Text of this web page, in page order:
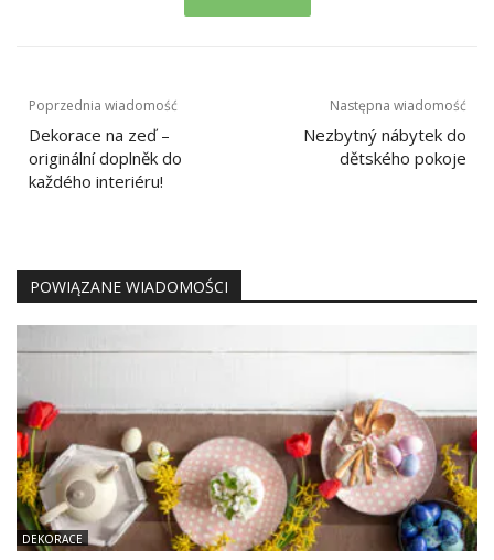
Nawigacja
wpisu
Poprzednia wiadomość
Dekorace na zeď –
originální doplněk do
každého interiéru!
Następna wiadomość
Nezbytný nábytek do
dětského pokoje
POWIĄZANE WIADOMOŚCI
DEKORACE